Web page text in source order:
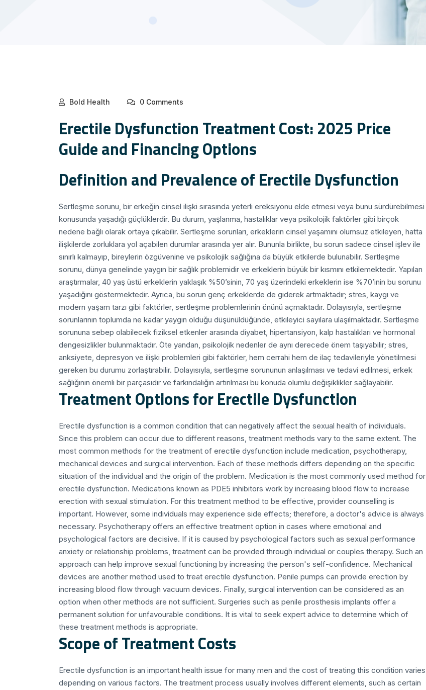
Bold Health 0 Comments
Erectile Dysfunction Treatment Cost: 2025 Price
Guide and Financing Options
Definition and Prevalence of Erectile Dysfunction
Sertleşme sorunu, bir erkeğin cinsel ilişki sırasında yeterli ereksiyonu elde etmesi veya bunu sürdürebilmesi
konusunda yaşadığı güçlüklerdir. Bu durum, yaşlanma, hastalıklar veya psikolojik faktörler gibi birçok
nedene bağlı olarak ortaya çıkabilir. Sertleşme sorunları, erkeklerin cinsel yaşamını olumsuz etkileyen, hatta
ilişkilerde zorluklara yol açabilen durumlar arasında yer alır. Bununla birlikte, bu sorun sadece cinsel işlev ile
sınırlı kalmayıp, bireylerin özgüvenine ve psikolojik sağlığına da büyük etkilerde bulunabilir. Sertleşme
sorunu, dünya genelinde yaygın bir sağlık problemidir ve erkeklerin büyük bir kısmını etkilemektedir. Yapılan
araştırmalar, 40 yaş üstü erkeklerin yaklaşık %50’sinin, 70 yaş üzerindeki erkeklerin ise %70’inin bu sorunu
yaşadığını göstermektedir. Ayrıca, bu sorun genç erkeklerde de giderek artmaktadır; stres, kaygı ve
modern yaşam tarzı gibi faktörler, sertleşme problemlerinin önünü açmaktadır. Dolayısıyla, sertleşme
sorunlarının toplumda ne kadar yaygın olduğu düşünüldüğünde, etkileyici sayılara ulaşılmaktadır. Sertleşme
sorununa sebep olabilecek fiziksel etkenler arasında diyabet, hipertansiyon, kalp hastalıkları ve hormonal
dengesizlikler bulunmaktadır. Öte yandan, psikolojik nedenler de aynı derecede önem taşıyabilir; stres,
anksiyete, depresyon ve ilişki problemleri gibi faktörler, hem cerrahi hem de ilaç tedavileriyle yönetilmesi
gereken bu durumu zorlaştırabilir. Dolayısıyla, sertleşme sorununun anlaşılması ve tedavi edilmesi, erkek
sağlığının önemli bir parçasıdır ve farkındalığın artırılması bu konuda olumlu değişiklikler sağlayabilir.
Treatment Options for Erectile Dysfunction
Erectile dysfunction is a common condition that can negatively affect the sexual health of individuals.
Since this problem can occur due to different reasons, treatment methods vary to the same extent. The
most common methods for the treatment of erectile dysfunction include medication, psychotherapy,
mechanical devices and surgical intervention. Each of these methods differs depending on the specific
situation of the individual and the origin of the problem. Medication is the most commonly used method for
erectile dysfunction. Medications known as PDE5 inhibitors work by increasing blood flow to increase
erection with sexual stimulation. For this treatment method to be effective, provider counselling is
important. However, some individuals may experience side effects; therefore, a doctor's advice is always
necessary. Psychotherapy offers an effective treatment option in cases where emotional and
psychological factors are decisive. If it is caused by psychological factors such as sexual performance
anxiety or relationship problems, treatment can be provided through individual or couples therapy. Such an
approach can help improve sexual functioning by increasing the person's self-confidence. Mechanical
devices are another method used to treat erectile dysfunction. Penile pumps can provide erection by
increasing blood flow through vacuum devices. Finally, surgical intervention can be considered as an
option when other methods are not sufficient. Surgeries such as penile prosthesis implants offer a
permanent solution for unfavourable conditions. It is vital to seek expert advice to determine which of
these treatment methods is appropriate.
Scope of Treatment Costs
Erectile dysfunction is an important health issue for many men and the cost of treating this condition varies
depending on various factors. The treatment process usually involves different elements, such as certain